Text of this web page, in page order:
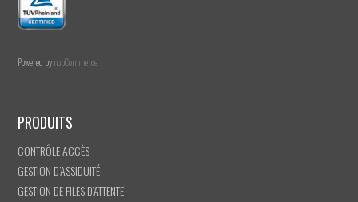
Powered bynopCommerce
PRODUITS
CONTRÔLE ACCÈS
GESTION D’ASSIDUITÉ
GESTION DE FILES D’ATTENTE